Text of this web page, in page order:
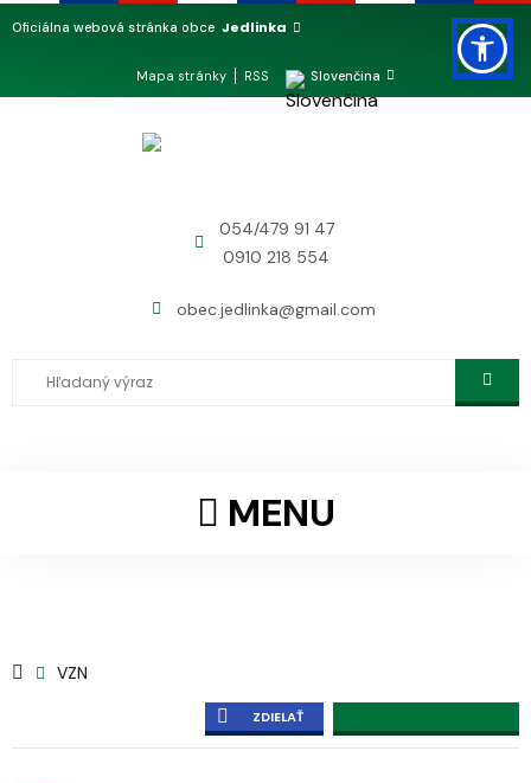
Oficiálna webová stránka obce Jedlinka
Mapa stránky RSS Slovenčina
054/479 91 47
0910 218 554
obec.jedlinka@gmail.com
MENU
VZN
ZDIELAŤ